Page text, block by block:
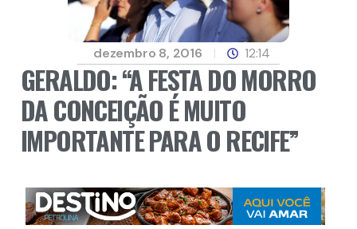
dezembro 8, 2016 12:14
GERALDO: “A FESTA DO MORRO
DA CONCEIÇÃO É MUITO
IMPORTANTE PARA O RECIFE”